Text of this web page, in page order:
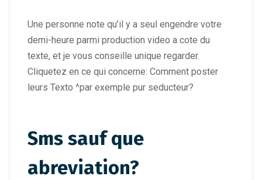
Une personne note qu’il y a seul engendre votre
demi-heure parmi production video a cote du
texte, et je vous conseille unique regarder.
Cliquetez en ce qui concerne: Comment poster
leurs Texto ^par exemple pur seducteur?
Sms sauf que
abreviation?